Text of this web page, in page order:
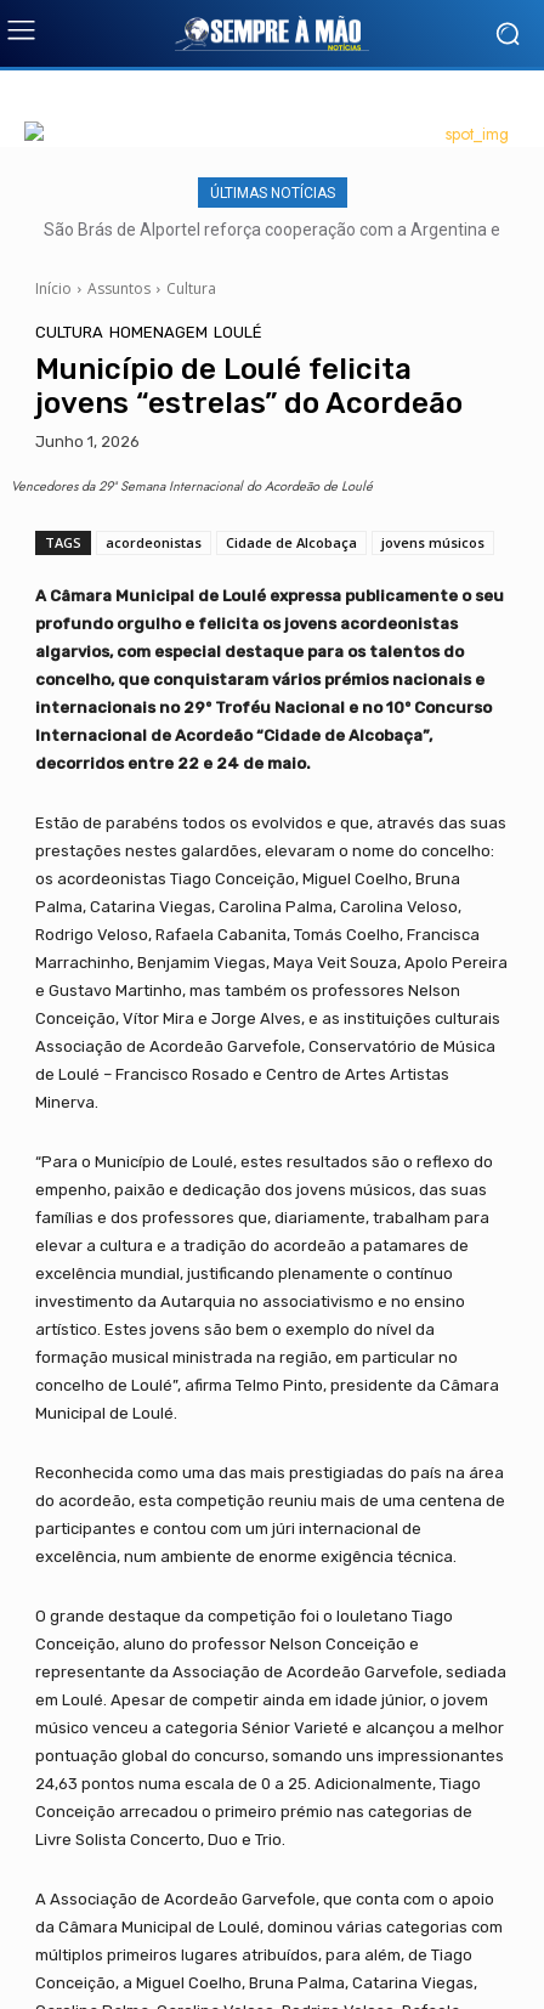
ÚLTIMAS NOTÍCIAS
São Brás de Alportel reforça cooperação com a Argentina e
Início Assuntos Cultura
CULTURA HOMENAGEM LOULÉ
Município de Loulé felicita
jovens “estrelas” do Acordeão
Junho 1, 2026
Vencedores da 29ª Semana Internacional do Acordeão de Loulé
TAGS acordeonistas Cidade de Alcobaça jovens músicos
A Câmara Municipal de Loulé expressa publicamente o seu
profundo orgulho e felicita os jovens acordeonistas
algarvios, com especial destaque para os talentos do
concelho, que conquistaram vários prémios nacionais e
internacionais no 29º Troféu Nacional e no 10º Concurso
Internacional de Acordeão “Cidade de Alcobaça”,
decorridos entre 22 e 24 de maio.
Estão de parabéns todos os evolvidos e que, através das suas
prestações nestes galardões, elevaram o nome do concelho:
os acordeonistas Tiago Conceição, Miguel Coelho, Bruna
Palma, Catarina Viegas, Carolina Palma, Carolina Veloso,
Rodrigo Veloso, Rafaela Cabanita, Tomás Coelho, Francisca
Marrachinho, Benjamim Viegas, Maya Veit Souza, Apolo Pereira
e Gustavo Martinho, mas também os professores Nelson
Conceição, Vítor Mira e Jorge Alves, e as instituições culturais
Associação de Acordeão Garvefole, Conservatório de Música
de Loulé – Francisco Rosado e Centro de Artes Artistas
Minerva.
“Para o Município de Loulé, estes resultados são o reflexo do
empenho, paixão e dedicação dos jovens músicos, das suas
famílias e dos professores que, diariamente, trabalham para
elevar a cultura e a tradição do acordeão a patamares de
excelência mundial, justificando plenamente o contínuo
investimento da Autarquia no associativismo e no ensino
artístico. Estes jovens são bem o exemplo do nível da
formação musical ministrada na região, em particular no
concelho de Loulé”, afirma Telmo Pinto, presidente da Câmara
Municipal de Loulé.
Reconhecida como uma das mais prestigiadas do país na área
do acordeão, esta competição reuniu mais de uma centena de
participantes e contou com um júri internacional de
excelência, num ambiente de enorme exigência técnica.
O grande destaque da competição foi o louletano Tiago
Conceição, aluno do professor Nelson Conceição e
representante da Associação de Acordeão Garvefole, sediada
em Loulé. Apesar de competir ainda em idade júnior, o jovem
músico venceu a categoria Sénior Varieté e alcançou a melhor
pontuação global do concurso, somando uns impressionantes
24,63 pontos numa escala de 0 a 25. Adicionalmente, Tiago
Conceição arrecadou o primeiro prémio nas categorias de
Livre Solista Concerto, Duo e Trio.
A Associação de Acordeão Garvefole, que conta com o apoio
da Câmara Municipal de Loulé, dominou várias categorias com
múltiplos primeiros lugares atribuídos, para além, de Tiago
Conceição, a Miguel Coelho, Bruna Palma, Catarina Viegas,